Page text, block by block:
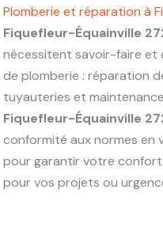
Plomberie et réparation à
Fiquefleur-Équainville
nécessitent savoir-faire et
de plomberie : réparation
tuyauteries et
Fiquefleur-Équainville
conformité aux normes en
pour garantir votre confort
pour vos projets ou